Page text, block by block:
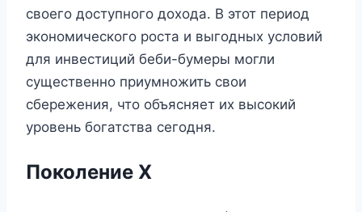
своего доступного дохода. В этот период
экономического роста и выгодных условий
для инвестиций беби-бумеры могли
существенно приумножить свои
сбережения, что объясняет их высокий
уровень богатства сегодня.
Поколение X